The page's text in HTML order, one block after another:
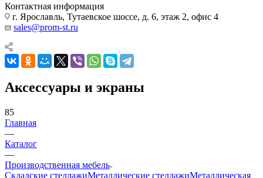
Контактная информация
г. Ярославль, Тутаевское шоссе, д. 6, этаж 2, офис 4
sales@prom-st.ru
Аксессуары и экраны
85
Главная
—
Каталог
—
Производственная мебель
Складские стеллажиМеталлические стеллажиМеталлическая